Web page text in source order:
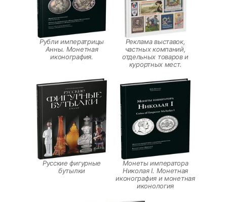
Рубли императрицы
Анны. Монетная
иконография.
Реклама выставок,
частных компаний,
отдельных товаров и
курортных мест.
Русские фигурные
бутылки
Монеты императора
Николая I. Монетная
иконография и монетная
иконология